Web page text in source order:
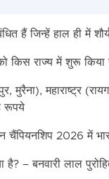
हैं जिन्हें हाल ही में
किस राज्य में शुरू
मुरैना), महाराष्ट्र
रूपये
चैंपियनशिप 2026 में
है? – बनवारी लाल